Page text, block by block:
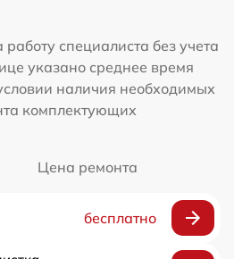
специалиста без учета
указано среднее время
наличия необходимых
комплектующих
Цена ремонта
бесплатно